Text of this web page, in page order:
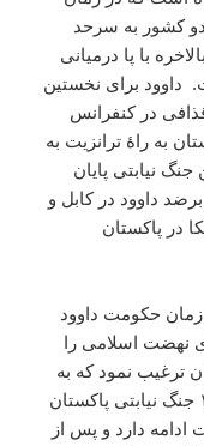
جدی شد و دو کشور به سرحد
با پا درمیانی
داوود برای نخستین
قذافی در کنفرانس
به راۀ ترانزیت به
نیابتی پایان
داوود در کابل و
در پاکستان
زمان حکومت داوود
نهضت اسلامی را
ترغیب نمود که به
شکست انجامید. با آغاز کودتای ثور ۱۳۵۷ جنگ نیابتی پاکستان
ادامه دارد و پس از